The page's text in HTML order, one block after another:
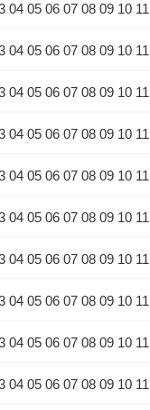
04 05 06 07 08 09 10 11
04 05 06 07 08 09 10 11
04 05 06 07 08 09 10 11
04 05 06 07 08 09 10 11
04 05 06 07 08 09 10 11
04 05 06 07 08 09 10 11
04 05 06 07 08 09 10 11
04 05 06 07 08 09 10 11
04 05 06 07 08 09 10 11
04 05 06 07 08 09 10 11